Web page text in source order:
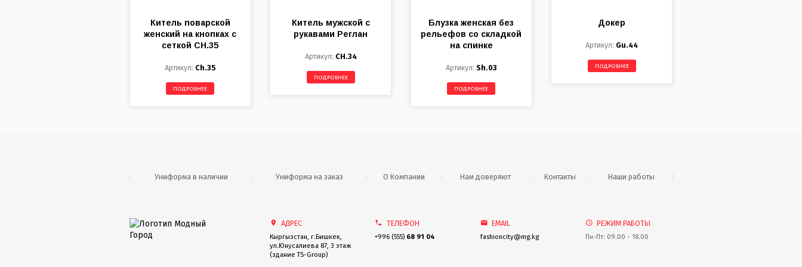
Китель поварской
женский на кнопках с
сеткой CH.35
Ch.35
ПОДРОБНЕЕ
Китель мужской с
рукавами Реглан
CH.34
ПОДРОБНЕЕ
Блузка женская без
рельефов со складкой
на спинке
Sh.03
ПОДРОБНЕЕ
Докер
Gu.44
ПОДРОБНЕЕ
Униформа в наличии Униформа на заказ О Компании Нам доверяют Контакты Наши работы
АДРЕС
Кыргызстан, г.Бишкек,
ул.Юнусалиева 87, 3 этаж
(здание TS-Group)
TEЛЕФОН
+996 (555) 68 91 04
EMAIL
fashioncity@mg.kg
РЕЖИМ РАБОТЫ
Пн-Пт: 09.00 - 18.00